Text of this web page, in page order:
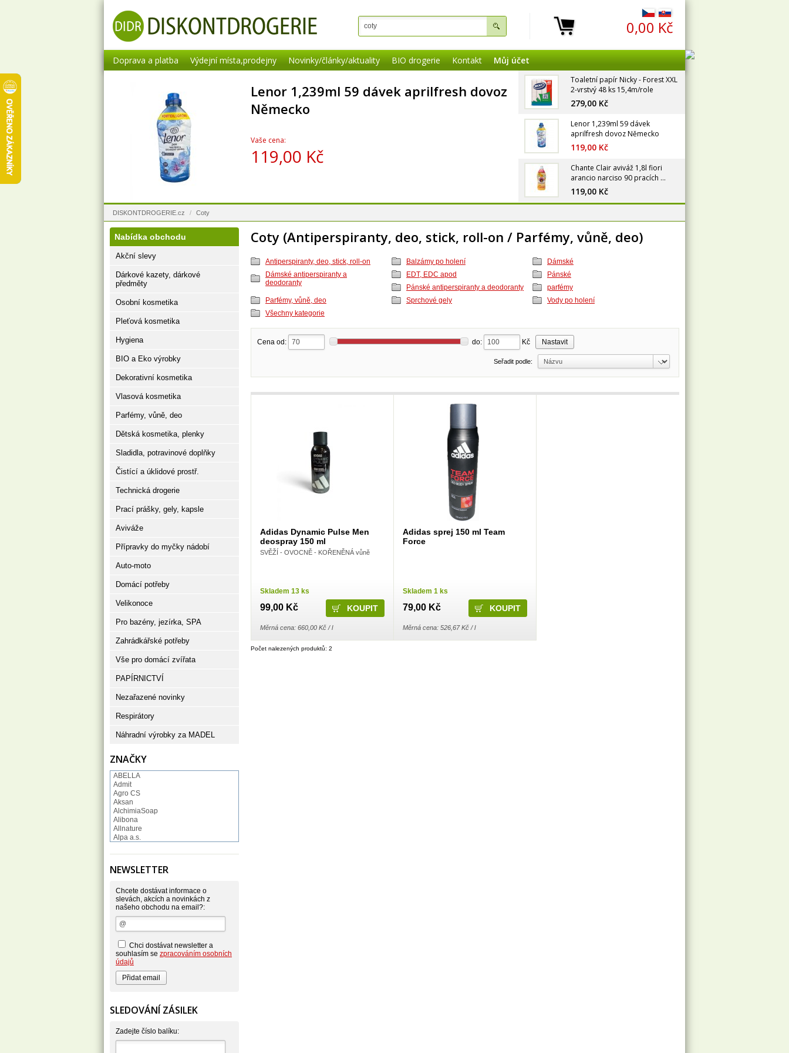
0,00 Kč
Doprava a platba Výdejní místa,prodejny Novinky/články/aktuality BIO drogerie Kontakt Můj účet
Lenor 1,239ml 59 dávek aprilfresh dovoz
Německo
Vaše cena:
119,00 Kč
Toaletní papír Nicky - Forest XXL
2-vrstvý 48 ks 15,4m/role
279,00 Kč
Lenor 1,239ml 59 dávek
aprilfresh dovoz Německo
119,00 Kč
Chante Clair aviváž 1,8l fiori
arancio narciso 90 pracích ...
119,00 Kč
DISKONTDROGERIE.cz / Coty
Coty (Antiperspiranty, deo, stick, roll-on / Parfémy, vůně, deo)
Antiperspiranty, deo, stick, roll-on Balzámy po holení
Dámské
Dámské antiperspiranty a
deodoranty
EDT, EDC apod
Pánské
Pánské antiperspiranty a deodoranty
parfémy
Parfémy, vůně, deo
Sprchové gely
Vody po holení
Všechny kategorie
Cena od: do: Kč
Seřadit podle:
Adidas Dynamic Pulse Men
deospray 150 ml
SVĚŽÍ - OVOCNĚ - KOŘENĚNÁ vůně
Skladem 13 ks
99,00 Kč
Měrná cena: 660,00 Kč / l
Adidas sprej 150 ml Team
Force
Skladem 1 ks
79,00 Kč
Měrná cena: 526,67 Kč / l
Počet nalezených produktů: 2
Nabídka obchodu
Akční slevy
Dárkové kazety, dárkové
předměty
Osobní kosmetika
Pleťová kosmetika
Hygiena
BIO a Eko výrobky
Dekorativní kosmetika
Vlasová kosmetika
Parfémy, vůně, deo
Dětská kosmetika, plenky
Sladidla, potravinové doplňky
Čistící a úklidové prostř.
Technická drogerie
Prací prášky, gely, kapsle
Aviváže
Přípravky do myčky nádobí
Auto-moto
Domácí potřeby
Velikonoce
Pro bazény, jezírka, SPA
Zahrádkářské potřeby
Vše pro domácí zvířata
PAPÍRNICTVÍ
Nezařazené novinky
Respirátory
Náhradní výrobky za MADEL
ZNAČKY
ABELLA
Admit
Agro CS
Aksan
AlchimiaSoap
Alibona
Allnature
Alpa a.s.
Alufix
Astonish
Atlantic
AutoMax Group
Axcentive
BaL
Bateria
Beauty Lille
Beiersdorf - Nivea
Bella
Benkor
BERGEN S. R. L.
Bettina Barty
Bio-repel
Bioclean
Biolit
BIOM s.r.o.
NEWSLETTER
Chcete dostávat informace o
slevách, akcích a novinkách z
našeho obchodu na email?:
Chci dostávat newsletter a
souhlasím se zpracováním osobních
údajů
SLEDOVÁNÍ ZÁSILEK
Zadejte číslo balíku: